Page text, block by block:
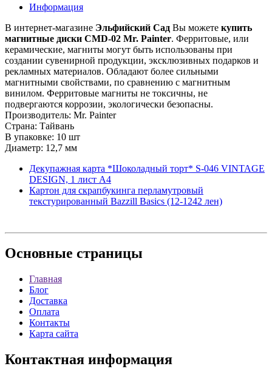
Информация
В интернет-магазине Эльфийский Сад Вы можете купить
магнитные диски CMD-02 Mr. Painter. Ферритовые, или
керамические, магниты могут быть использованы при
создании сувенирной продукции, эксклюзивных подарков и
рекламных материалов. Обладают более сильными
магнитными свойствами, по сравнению с магнитным
винилом. Ферритовые магниты не токсичны, не
подвергаются коррозии, экологически безопасны.
Производитель: Mr. Painter
Страна: Тайвань
В упаковке: 10 шт
Диаметр: 12,7 мм
Декупажная карта *Шоколадный торт* S-046 VINTAGE
DESIGN, 1 лист А4
Картон для скрапбукинга перламутровый
текстурированный Bazzill Basics (12-1242 лен)
Основные страницы
Главная
Блог
Доставка
Оплата
Контакты
Карта сайта
Контактная информация